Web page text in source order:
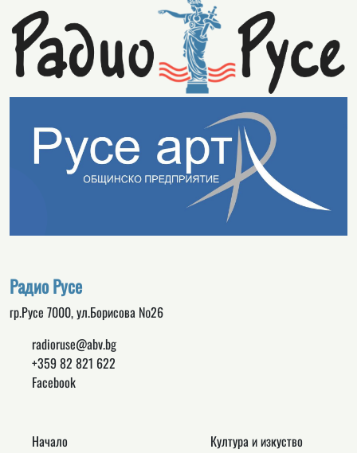
Радио Русе
гр.Русе 7000, ул.Борисова №26
radioruse@abv.bg
+359 82 821 622
Facebook
Начало
Култура и изкуство